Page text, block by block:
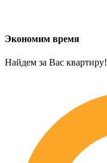
Экономим время
Найдем за Вас квартиру!